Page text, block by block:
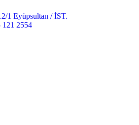
1 Eyüpsultan / İST.
121 2554